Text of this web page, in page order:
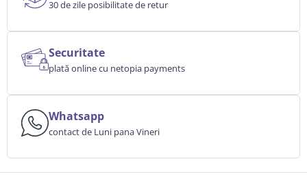
30 de zile posibilitate de retur
Securitate
plată online cu netopia payments
Whatsapp
contact de Luni pana Vineri